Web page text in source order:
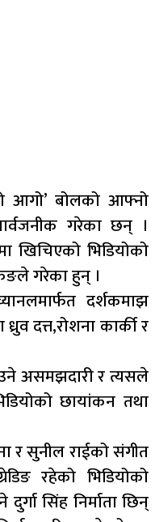
आगो’ बोलको आफ्नो
गरेका छन् ।
खिचिएको भिडियोको
गरेका हुन् ।
दर्शकमाझ
दत्त,रोशना कार्की र
असमझदारी र त्यसले
छायांकन तथा
र सुनील राईको संगीत
रहेको भिडियोको
सिंह निर्माता छिन्